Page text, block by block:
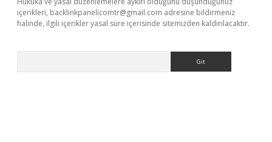
içerikleri, backlinkpanelicomtr@gmail.com adresine bildirmeniz
halinde, ilgili içerikler yasal süre içerisinde sitemizden kaldırılacaktır.